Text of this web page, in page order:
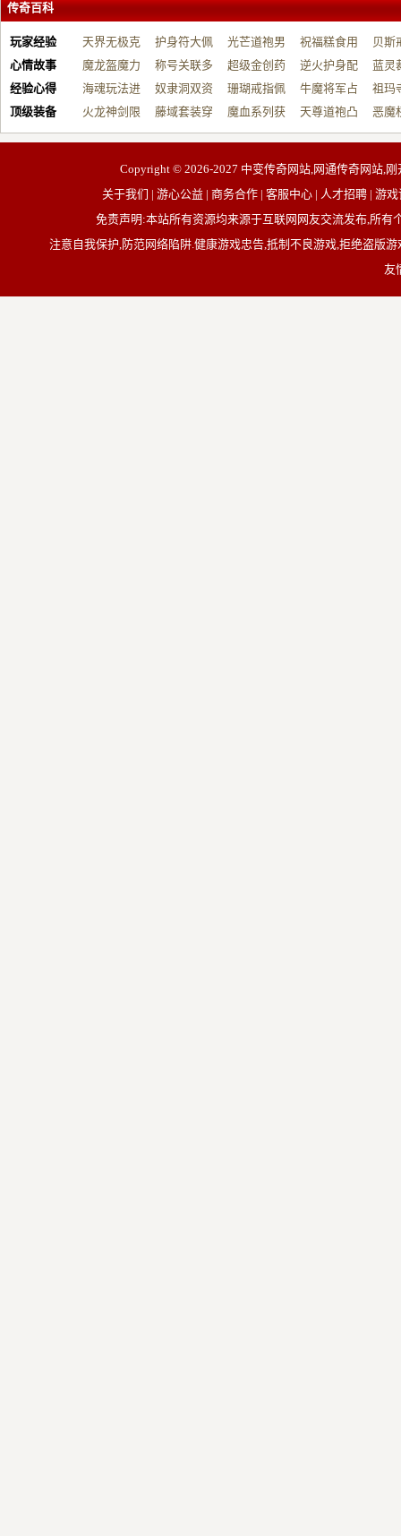
传奇百科
玩家经验
天界无极克
制…
护身符大佩
戴…
光芒道袍男
战…
祝福糕食用
帮…
贝斯
开…
心情故事
魔龙盔魔力
增…
称号关联多
元…
超级金创药
带…
逆火护身配
祝…
蓝灵
台…
经验心得
海魂玩法进
阶…
奴隶洞双资
源…
珊瑚戒指佩
戴…
牛魔将军占
占…
祖玛
动…
顶级装备
火龙神剑限
制…
藤域套装穿
戴…
魔血系列获
取…
天尊道袍凸
显…
恶魔
有…
Copyright © 2026-2027 中变传奇网站,网通传奇网站,
关于我们 | 游心公益 | 商务合作 | 客服中心 | 人才招聘 | 游
免责声明:本站所有资源均来源于互联网网友交流发布,所
注意自我保护,防范网络陷阱.健康游戏忠告,抵制不良游戏,拒绝盗版
友